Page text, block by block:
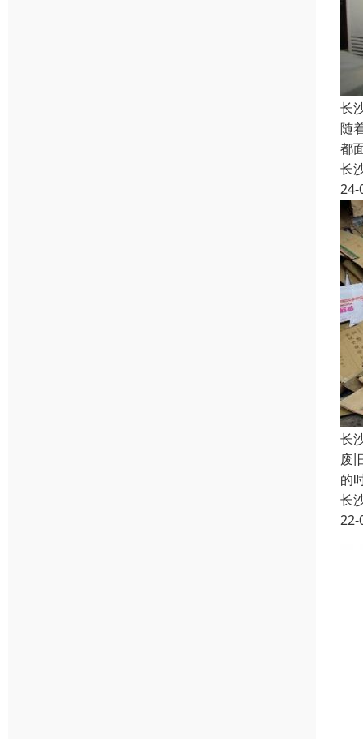
长
随
都
长
24-
长
废
的
长
22-